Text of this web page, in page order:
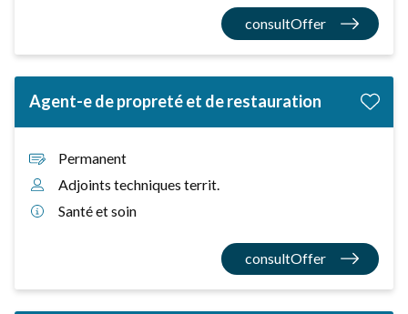
consultOffer
Agent-e de propreté et de restauration
Permanent
Adjoints techniques territ.
Santé et soin
consultOffer